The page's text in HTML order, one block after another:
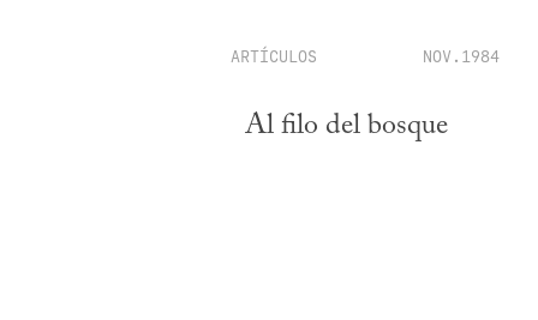
ARTÍCULOS NOV.1984
Al filo del bosque